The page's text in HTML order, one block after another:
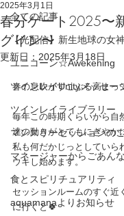
全ての記事
【光配信】新生地球の女
ユニコーン☆Awekening
ツインレイUnityメッセー
ツインレイライブラリー
マンスリーセッションの
マネージャーからごあん
食とスピリチュアリティ
aquamanaよりお知らせ
春分ゲート2025〜
グイン〜
2025年3月1日
更新日： 2025年3月18日
春の息吹がすこぶる高まっ
毎年この時期くらいから自
達の動きがとてもにぎやか
私も何だかじっとしていら
ウキし始めます。
セッションルームのすぐ近
に行くと🍀